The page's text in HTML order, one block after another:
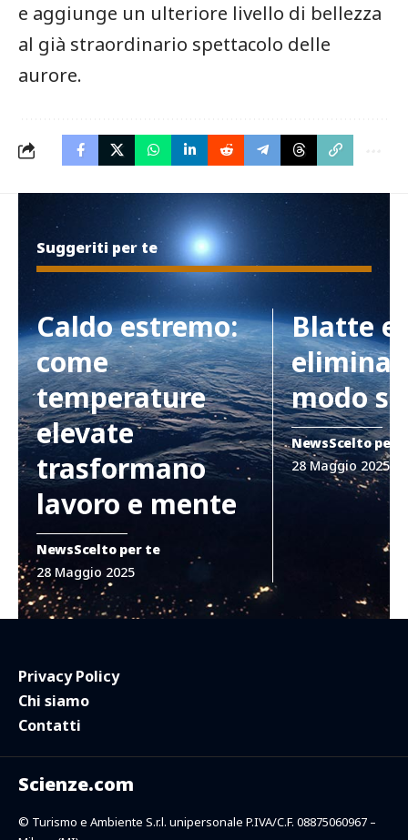
e‍ aggiunge un ulteriore livello di ​bellezza
‍al già straordinario spettacolo delle
aurore.
Suggeriti per te
Caldo estremo:
come
temperature
elevate
trasformano
lavoro e mente
NewsScelto per te
28 Maggio 2025
Blatte e
modo
NewsScelto per
28 Maggio 2025
Scienze.com
© Turismo e Ambiente S.r.l. unipersonale P.IVA/C.F. 08875060967 –
Privacy Policy
Chi siamo
Contatti